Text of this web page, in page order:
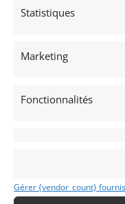
Statistiques
Marketing
Fonctionnalités
Gérer {vendor_count}